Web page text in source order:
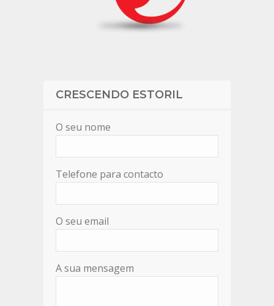
CRESCENDO ESTORIL
O seu nome
Telefone para contacto
O seu email
A sua mensagem